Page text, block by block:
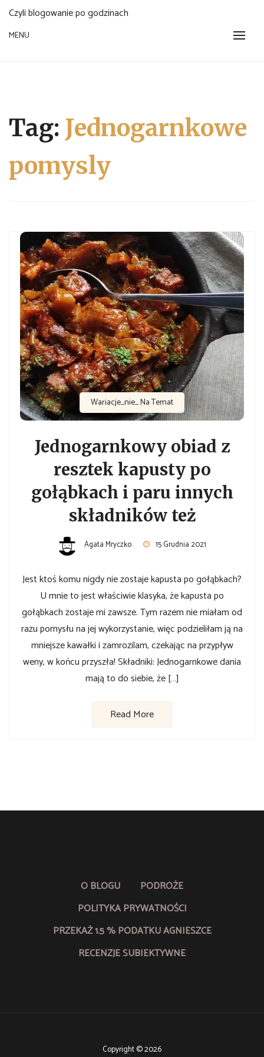
Czyli blogowanie po godzinach
MENU
Tag: Jednogarnkowe
pomysly
Wariacje_nie_ Na Temat
Jednogarnkowy obiad z
resztek kapusty po
gołąbkach i paru innych
składników też
Agata Mryczko 15 Grudnia 2021
Jest ktoś komu nigdy nie zostaje kapusta po gołąbkach?
U mnie to jest właściwie klasyka, że kapusta po
gołąbkach zostaje mi zawsze. Tym razem nie miałam od
razu pomysłu na jej wykorzystanie, więc podzieliłam ją na
mniejsze kawałki i zamrozilam, czekając na przypływ
weny, w końcu przyszła! Składniki: Jednogarnkowe dania
mają to do siebie, że […]
Read More
O BLOGU
PODRÓŻE
POLITYKA PRYWATNOŚCI
PRZEKAŻ 1.5 % PODATKU AGNIESZCE
RECENZJE SUBIEKTYWNE
Copyright © 2026